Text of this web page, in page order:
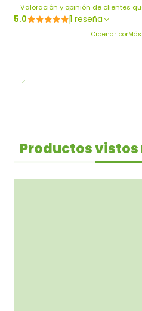
Valoración y opinión de clientes
5.0 1 reseña
Ordenar por
Productos